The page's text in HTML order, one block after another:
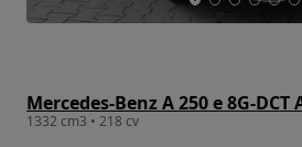
Mercedes-Benz A 250 e 8G-DCT
1332 cm3 • 218 cv